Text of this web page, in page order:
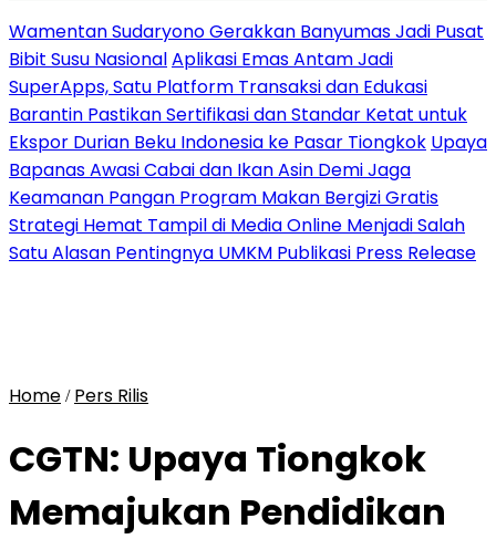
Wamentan Sudaryono Gerakkan Banyumas Jadi Pusat
Bibit Susu NasionalAplikasi Emas Antam Jadi
SuperApps, Satu Platform Transaksi dan Edukasi
Barantin Pastikan Sertifikasi dan Standar Ketat untuk
Ekspor Durian Beku Indonesia ke Pasar Tiongkok Upaya
Bapanas Awasi Cabai dan Ikan Asin Demi Jaga
Keamanan Pangan Program Makan Bergizi Gratis
Strategi Hemat Tampil di Media Online Menjadi Salah
Satu Alasan Pentingnya UMKM Publikasi Press Release
Home / Pers Rilis
CGTN: Upaya Tiongkok
Memajukan Pendidikan